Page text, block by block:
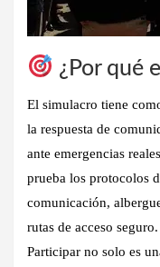
¿Por qué
El simulacro tiene
la respuesta de
ante emergencias
prueba los protocolos
comunicación,
rutas de acceso seguro.
Participar no solo es